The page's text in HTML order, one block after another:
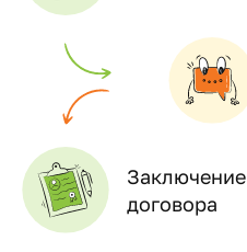
Заключение
договора